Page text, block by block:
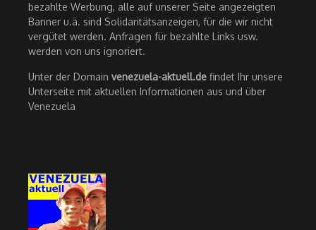
bezahlte Werbung, alle auf unserer Seite angezeigten
Banner u.ä. sind Solidaritätsanzeigen, für die wir nicht
vergütet werden. Anfragen für bezahlte Links usw.
werden von uns ignoriert.
Unter der Domain venezuela-aktuell.de findet Ihr unsere
Unterseite mit aktuellen Informationen aus und über
Venezuela